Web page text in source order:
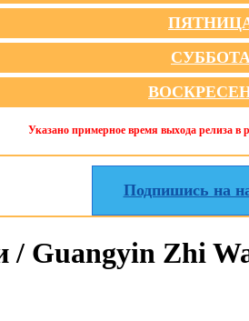
СУББОТА
Указано примерное время выхода релиза в
Подпишись на
/ Guangyin Zhi